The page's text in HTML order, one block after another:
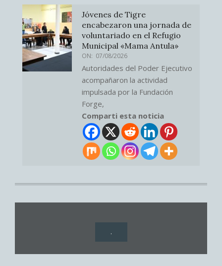
Jóvenes de Tigre
encabezaron una jornada de
voluntariado en el Refugio
Municipal «Mama Antula»
ON: 07/08/2026
Autoridades del Poder Ejecutivo
acompañaron la actividad
impulsada por la Fundación
Forge,
Comparti esta noticia
.